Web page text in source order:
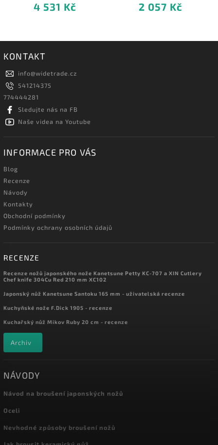
4 531 Kč 2 057 Kč
KONTAKT
info@widetrade.cz
541214375
774444281
Sledujte nás na FB
Naše videa na Youtube
INFORMACE PRO VÁS
Blog
Recenze
Návody
Kontakty
Obchodní podmínky
Podmínky ochrany osobních údajů
RECENZE
Recenze nožů japonského nože Kanetsune Petty KC-707 a XIN Cutlery
Chef knife 304Cu Red 210 mm XC102
Japonský nůž Kanetsune Santoku 165 mm - uživatelská recenze
Kuchyňské nože F.Dick 1905 - recenze
Kuchařský nůž Mikov Ruby 20 cm - recenze
Archiv
NÁVODY
Návod na broušení japonských nožů
Oceli
Nevhodné způsoby broušení nožů